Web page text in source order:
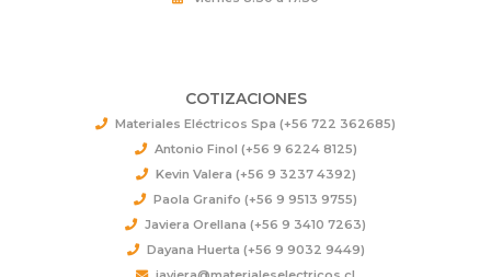
COTIZACIONES
Materiales Eléctricos Spa (+56 722 362685)
Antonio Finol (+56 9 6224 8125)
Kevin Valera (+56 9 3237 4392)
Paola Granifo (+56 9 9513 9755)
Javiera Orellana (+56 9 3410 7263)
Dayana Huerta (+56 9 9032 9449)